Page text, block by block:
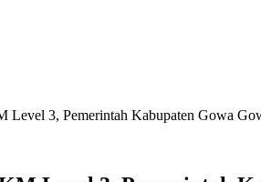
Level 3, Pemerintah Kabupaten Gowa